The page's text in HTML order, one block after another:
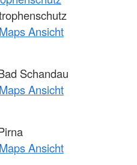
Ansicht
Schandau
Ansicht
Ansicht